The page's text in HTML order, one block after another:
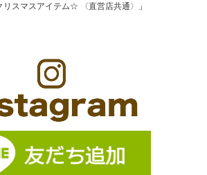
リスマスアイテム☆ 〈直営店共通〉 」